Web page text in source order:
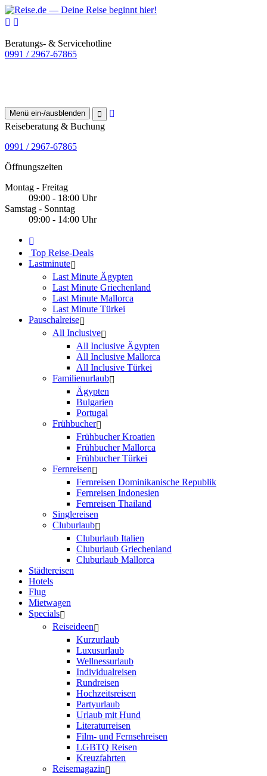
Beratungs- & Servicehotline
0991 / 2967-67865
Menü ein-/ausblenden
Reiseberatung & Buchung
0991 / 2967-67865
Öffnungszeiten
Montag - Freitag
09:00 - 18:00 Uhr
Samstag - Sonntag
09:00 - 14:00 Uhr
Top Reise-Deals
Lastminute
Last Minute Ägypten
Last Minute Griechenland
Last Minute Mallorca
Last Minute Türkei
Pauschalreise
All Inclusive
All Inclusive Ägypten
All Inclusive Mallorca
All Inclusive Türkei
Familienurlaub
Ägypten
Bulgarien
Portugal
Frühbucher
Frühbucher Kroatien
Frühbucher Mallorca
Frühbucher Türkei
Fernreisen
Fernreisen Dominikanische Republik
Fernreisen Indonesien
Fernreisen Thailand
Singlereisen
Cluburlaub
Cluburlaub Italien
Cluburlaub Griechenland
Cluburlaub Mallorca
Städtereisen
Hotels
Flug
Mietwagen
Specials
Reiseideen
Kurzurlaub
Luxusurlaub
Wellnessurlaub
Individualreisen
Rundreisen
Hochzeitsreisen
Partyurlaub
Urlaub mit Hund
Literaturreisen
Film- und Fernsehreisen
LGBTQ Reisen
Kreuzfahrten
Reisemagazin